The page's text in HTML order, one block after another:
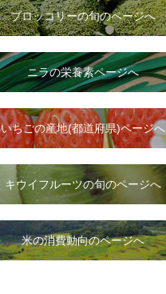
ブロッコリーの旬のページへ
ニラの栄養素ページへ
いちごの産地(都道府県)ページへ
キウイフルーツの旬のページへ
米の消費動向のページへ